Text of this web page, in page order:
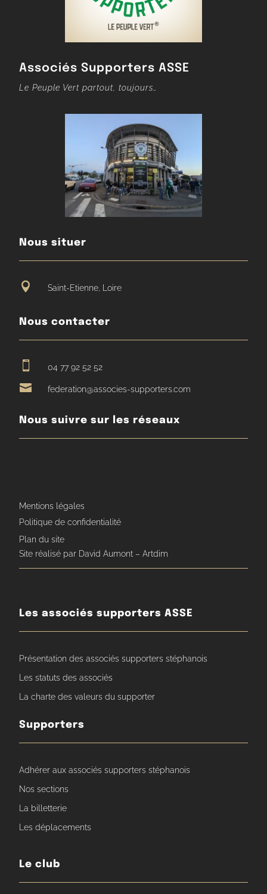
Associés Supporters ASSE
Le Peuple Vert partout, toujours…
Nous situer
 Saint-Etienne, Loire
Nous contacter
 04 77 92 52 52
 federation@associes-supporters.com
Nous suivre sur les réseaux
Mentions légales
Politique de confidentialité
Plan du site
Site réalisé par David Aumont – Artdim
Les associés supporters ASSE
Présentation des associés supporters stéphanois
Les statuts des associés
La charte des valeurs du supporter
Supporters
Adhérer aux associés supporters stéphanois
Nos sections
La billetterie
Les déplacements
Le club